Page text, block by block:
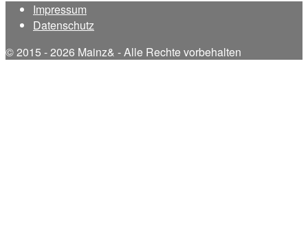
Impressum
Datenschutz
© 2015 - 2026 Mainz& - Alle Rechte vorbehalten